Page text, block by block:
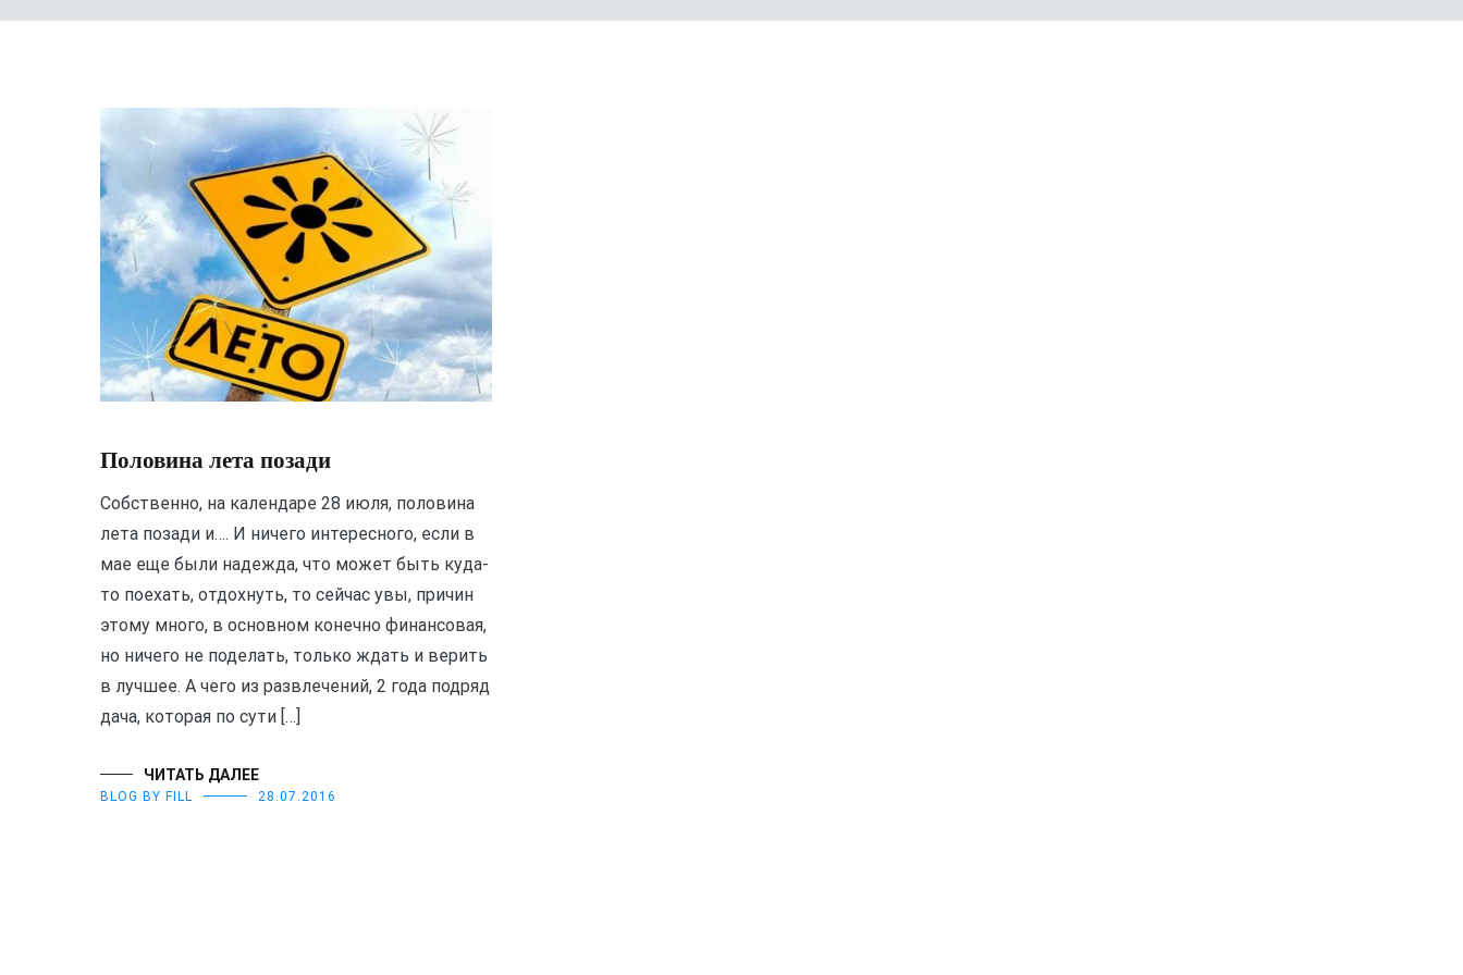
Половина лета позади
Собственно, на календаре 28 июля, половина
лета позади и…. И ничего интересного, если в
мае еще были надежда, что может быть куда-
то поехать, отдохнуть, то сейчас увы, причин
этому много, в основном конечно финансовая,
но ничего не поделать, только ждать и верить
в лучшее. А чего из развлечений, 2 года подряд
дача, которая по сути […]
ЧИТАТЬ ДАЛЕЕ
BLOG BY FILL 28.07.2016